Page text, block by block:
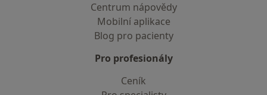
Centrum nápovědy
Mobilní aplikace
Blog pro pacienty
Pro profesionály
Ceník